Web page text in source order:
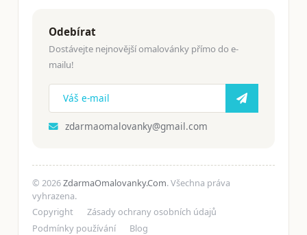
Odebírat
Dostávejte nejnovější omalovánky přímo do e-
mailu!
zdarmaomalovanky@gmail.com
© 2026ZdarmaOmalovanky.Com. Všechna práva
vyhrazena.
Copyright
Zásady ochrany osobních údajů
Podmínky používání
Blog